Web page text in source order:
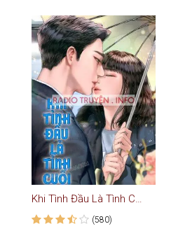
Khi Tình Đầu Là Tình Cuối
(580)